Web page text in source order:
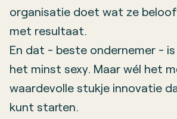
organisatie doet wat ze
met resultaat.
En dat - beste ondernemer -
het minst sexy. Maar wél het
waardevolle stukje innovatie
kunt starten.